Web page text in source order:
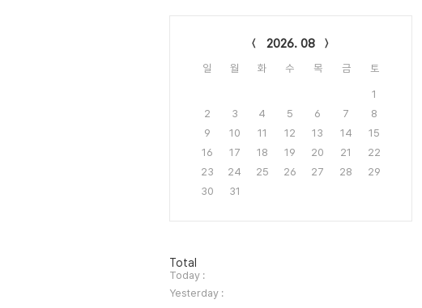
2026. 08
일 월 화 수 목 금 토
1
2
3 4 5 6 7
8
9
10 11 12 13 14
15
16
17 18 19 20 21
22
23
24 25 26 27 28
29
30
31
방
문
자
수
Total
Today :
Yesterday :